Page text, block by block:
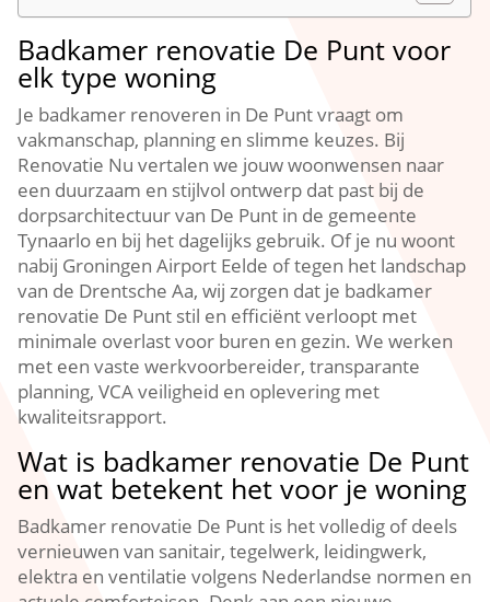
Badkamer renovatie De Punt voor
elk type woning
Je badkamer renoveren in De Punt vraagt om
vakmanschap, planning en slimme keuzes. Bij
Renovatie Nu vertalen we jouw woonwensen naar
een duurzaam en stijlvol ontwerp dat past bij de
dorpsarchitectuur van De Punt in de gemeente
Tynaarlo en bij het dagelijks gebruik. Of je nu woont
nabij Groningen Airport Eelde of tegen het landschap
van de Drentsche Aa, wij zorgen dat je badkamer
renovatie De Punt stil en efficiënt verloopt met
minimale overlast voor buren en gezin. We werken
met een vaste werkvoorbereider, transparante
planning, VCA veiligheid en oplevering met
kwaliteitsrapport.
Wat is badkamer renovatie De Punt
en wat betekent het voor je woning
Badkamer renovatie De Punt is het volledig of deels
vernieuwen van sanitair, tegelwerk, leidingwerk,
elektra en ventilatie volgens Nederlandse normen en